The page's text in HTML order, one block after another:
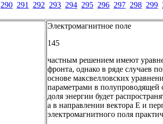
290 291 292 293 294 295 296 297 298 299
Электромагнитное поле
145
частным решением имеют
фронта, однако в ряде случаев
основе максвелловских
параметрами в полупроводящей
доля энергии будет
а в направлении вектора Е и
электромагнитного поля